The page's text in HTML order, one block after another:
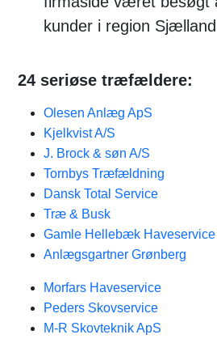
kunder i region
24 seriøse træfældere:
Olesen Anlæg ApS
Kjelkvist A/S
J. Brock & søn A/S
Tornbys Træfældning
Dansk Total Service
Træ & Busk
Gamle Hellebæk Haveservice
Anlægsgartner Grønberg
Morfars Haveservice
Peders Skovservice
M-R Skovteknik ApS